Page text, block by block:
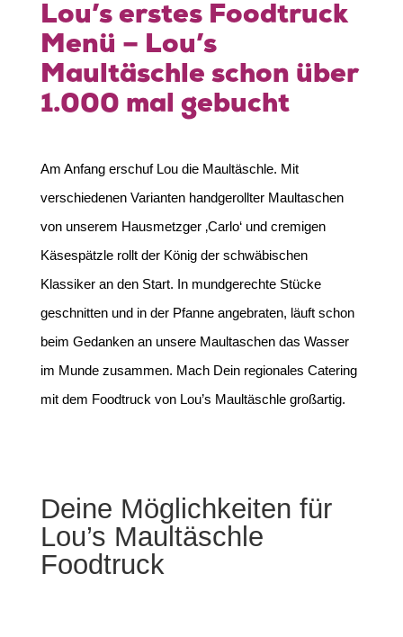
Lou’s erstes Foodtruck
Menü – Lou’s
Maultäschle schon über
1.000 mal gebucht
Am Anfang erschuf Lou die Maultäschle. Mit
verschiedenen Varianten handgerollter Maultaschen
von unserem Hausmetzger ‚Carlo‘ und cremigen
Käsespätzle rollt der König der schwäbischen
Klassiker an den Start. In mundgerechte Stücke
geschnitten und in der Pfanne angebraten, läuft schon
beim Gedanken an unsere Maultaschen das Wasser
im Munde zusammen. Mach Dein regionales Catering
mit dem Foodtruck von Lou’s Maultäschle großartig.
Deine Möglichkeiten für
Lou’s Maultäschle
Foodtruck